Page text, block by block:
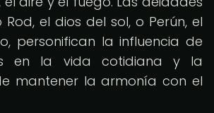
el dios del sol, o Perún, el
personifican la influencia de
en la vida cotidiana y la
mantener la armonía con el